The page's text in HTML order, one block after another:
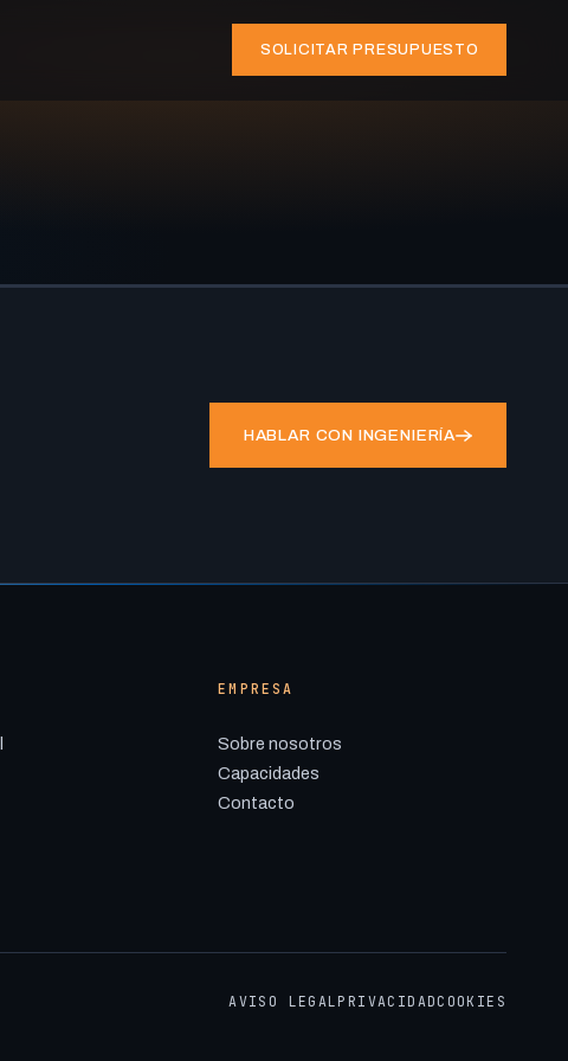
SOLICITAR PRESUPUESTO
HABLAR CON INGENIERÍA
EMPRESA
Sobre nosotros
Capacidades
Contacto
AVISO LEGAL PRIVACIDAD COOKIES